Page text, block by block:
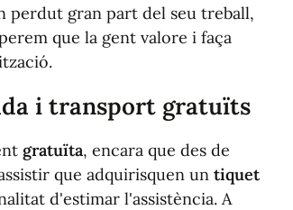
perdut gran part del seu treball,
que la gent valore i faça
i transport gratuïts
gratuïta, encara que des de
que adquirisquen un tiquet
d'estimar l'assistència. A